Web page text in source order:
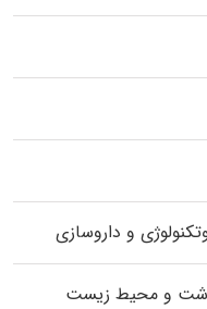
و داروسازی
و محیط زیست